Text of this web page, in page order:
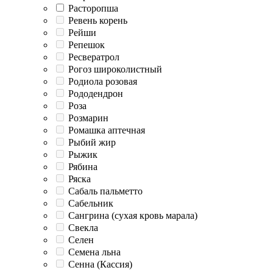
Расторопша
Ревень корень
Рейши
Репешок
Ресвератрол
Рогоз широколистный
Родиола розовая
Рододендрон
Роза
Розмарин
Ромашка аптечная
Рыбий жир
Рыжик
Рябина
Ряска
Сабаль пальметто
Сабельник
Сангрина (сухая кровь марала)
Свекла
Селен
Семена льна
Сенна (Кассия)